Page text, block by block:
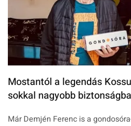
Mostantól a legendás
sokkal nagyobb
Már Demjén Ferenc is a